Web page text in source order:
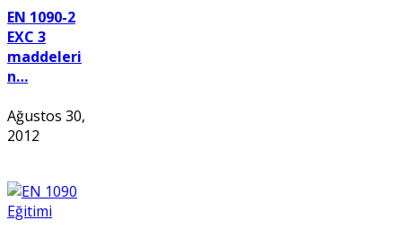
EN 1090-2
EXC 3
maddeleri
n…
Ağustos 30,
2012